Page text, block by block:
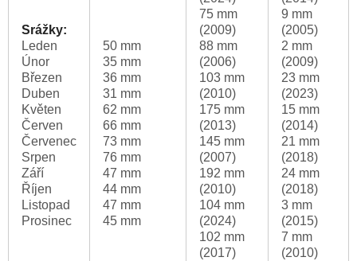
Srážky:
Leden
Únor
Březen
Duben
Květen
Červen
Červenec
Srpen
Září
Říjen
Listopad
Prosinec
50 mm
35 mm
36 mm
31 mm
62 mm
66 mm
73 mm
76 mm
47 mm
44 mm
47 mm
45 mm
75 mm
(2009)
88 mm
(2006)
103 mm
(2010)
175 mm
(2013)
145 mm
(2007)
192 mm
(2010)
104 mm
(2024)
102 mm
(2017)
9 mm
(2005)
2 mm
(2009)
23 mm
(2023)
15 mm
(2014)
21 mm
(2018)
24 mm
(2018)
3 mm
(2015)
7 mm
(2010)